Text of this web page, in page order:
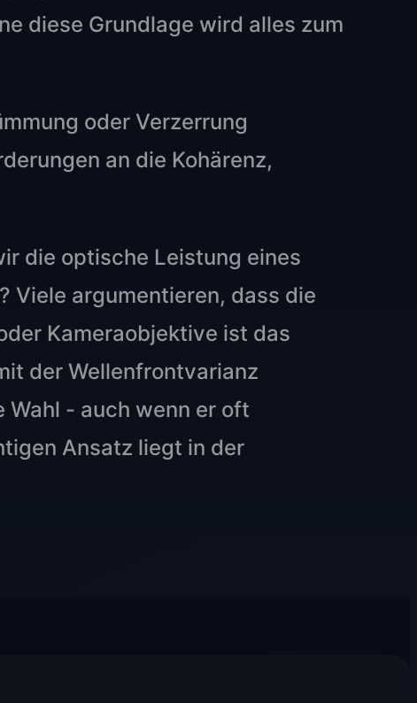
diese Grundlage wird alles zum
oder Verzerrung
an die Kohärenz,
die optische Leistung eines
Viele argumentieren, dass die
Kameraobjektive ist das
der Wellenfrontvarianz
- auch wenn er oft
Ansatz liegt in der